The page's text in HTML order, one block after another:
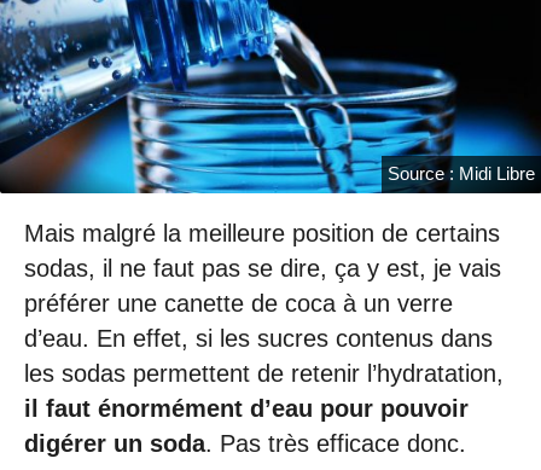
Source : Midi Libre
Mais malgré la meilleure position de certains
sodas, il ne faut pas se dire, ça y est, je vais
préférer une canette de coca à un verre
d’eau. En effet, si les sucres contenus dans
les sodas permettent de retenir l’hydratation,
il faut énormément d’eau pour pouvoir
digérer un soda. Pas très efficace donc.